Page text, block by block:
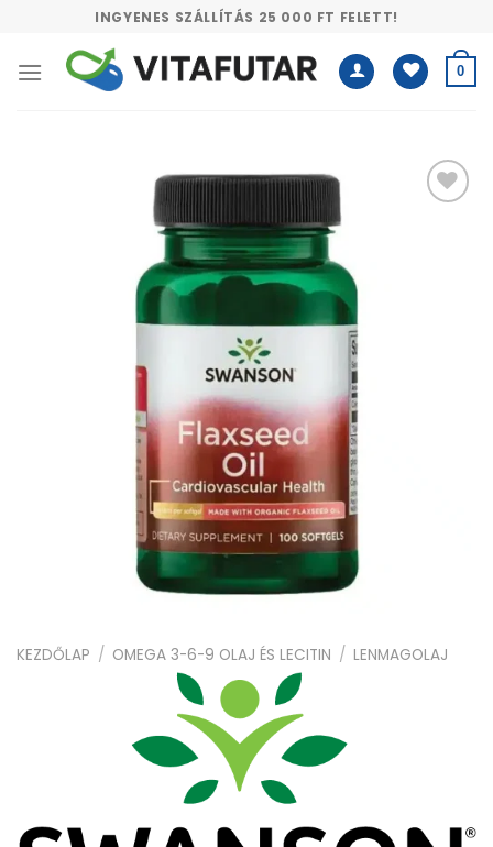
content
INGYENES SZÁLLÍTÁS 25 000 FT FELETT!
0
Kívánságlistához
KEZDŐLAP / OMEGA 3-6-9 OLAJ ÉS LECITIN / LENMAGOLAJ